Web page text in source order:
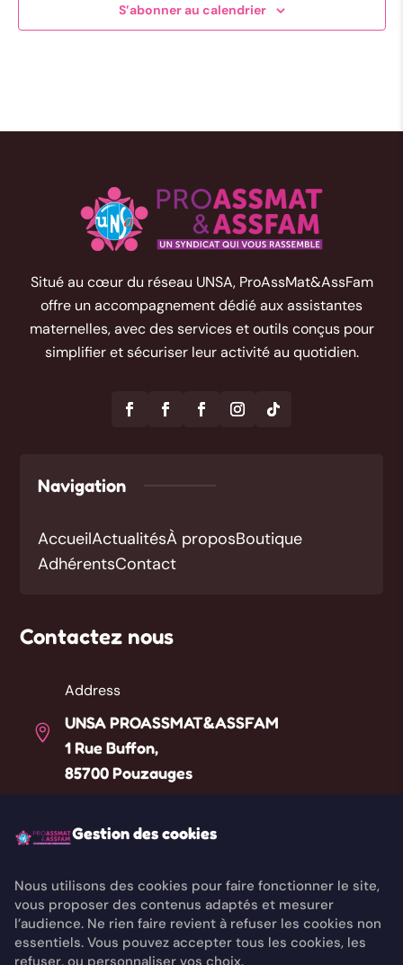
S’abonner au calendrier
Situé au cœur du réseau UNSA, ProAssMat&AssFam
offre un accompagnement dédié aux assistantes
maternelles, avec des services et outils conçus pour
simplifier et sécuriser leur activité au quotidien.
Navigation
AccueilActualitésÀ proposBoutique
AdhérentsContact
Contactez nous

Address
UNSA PROASSMAT&ASSFAM
1 Rue Buffon,
85700 Pouzauges

Téléphone

Email
contact@unsaproassmat.org
Gestion des cookies
Nous utilisons des cookies pour faire fonctionner le site,
vous proposer des contenus adaptés et mesurer
l’audience. Ne rien faire revient à refuser les cookies non
essentiels. Vous pouvez accepter tous les cookies, les